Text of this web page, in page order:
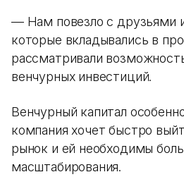
— Нам повезло с друзьями
которые вкладывались в
рассматривали
венчурных инвестиций.
Венчурный капитал
компания хочет быстро
рынок и ей необходимы
масштабирования.